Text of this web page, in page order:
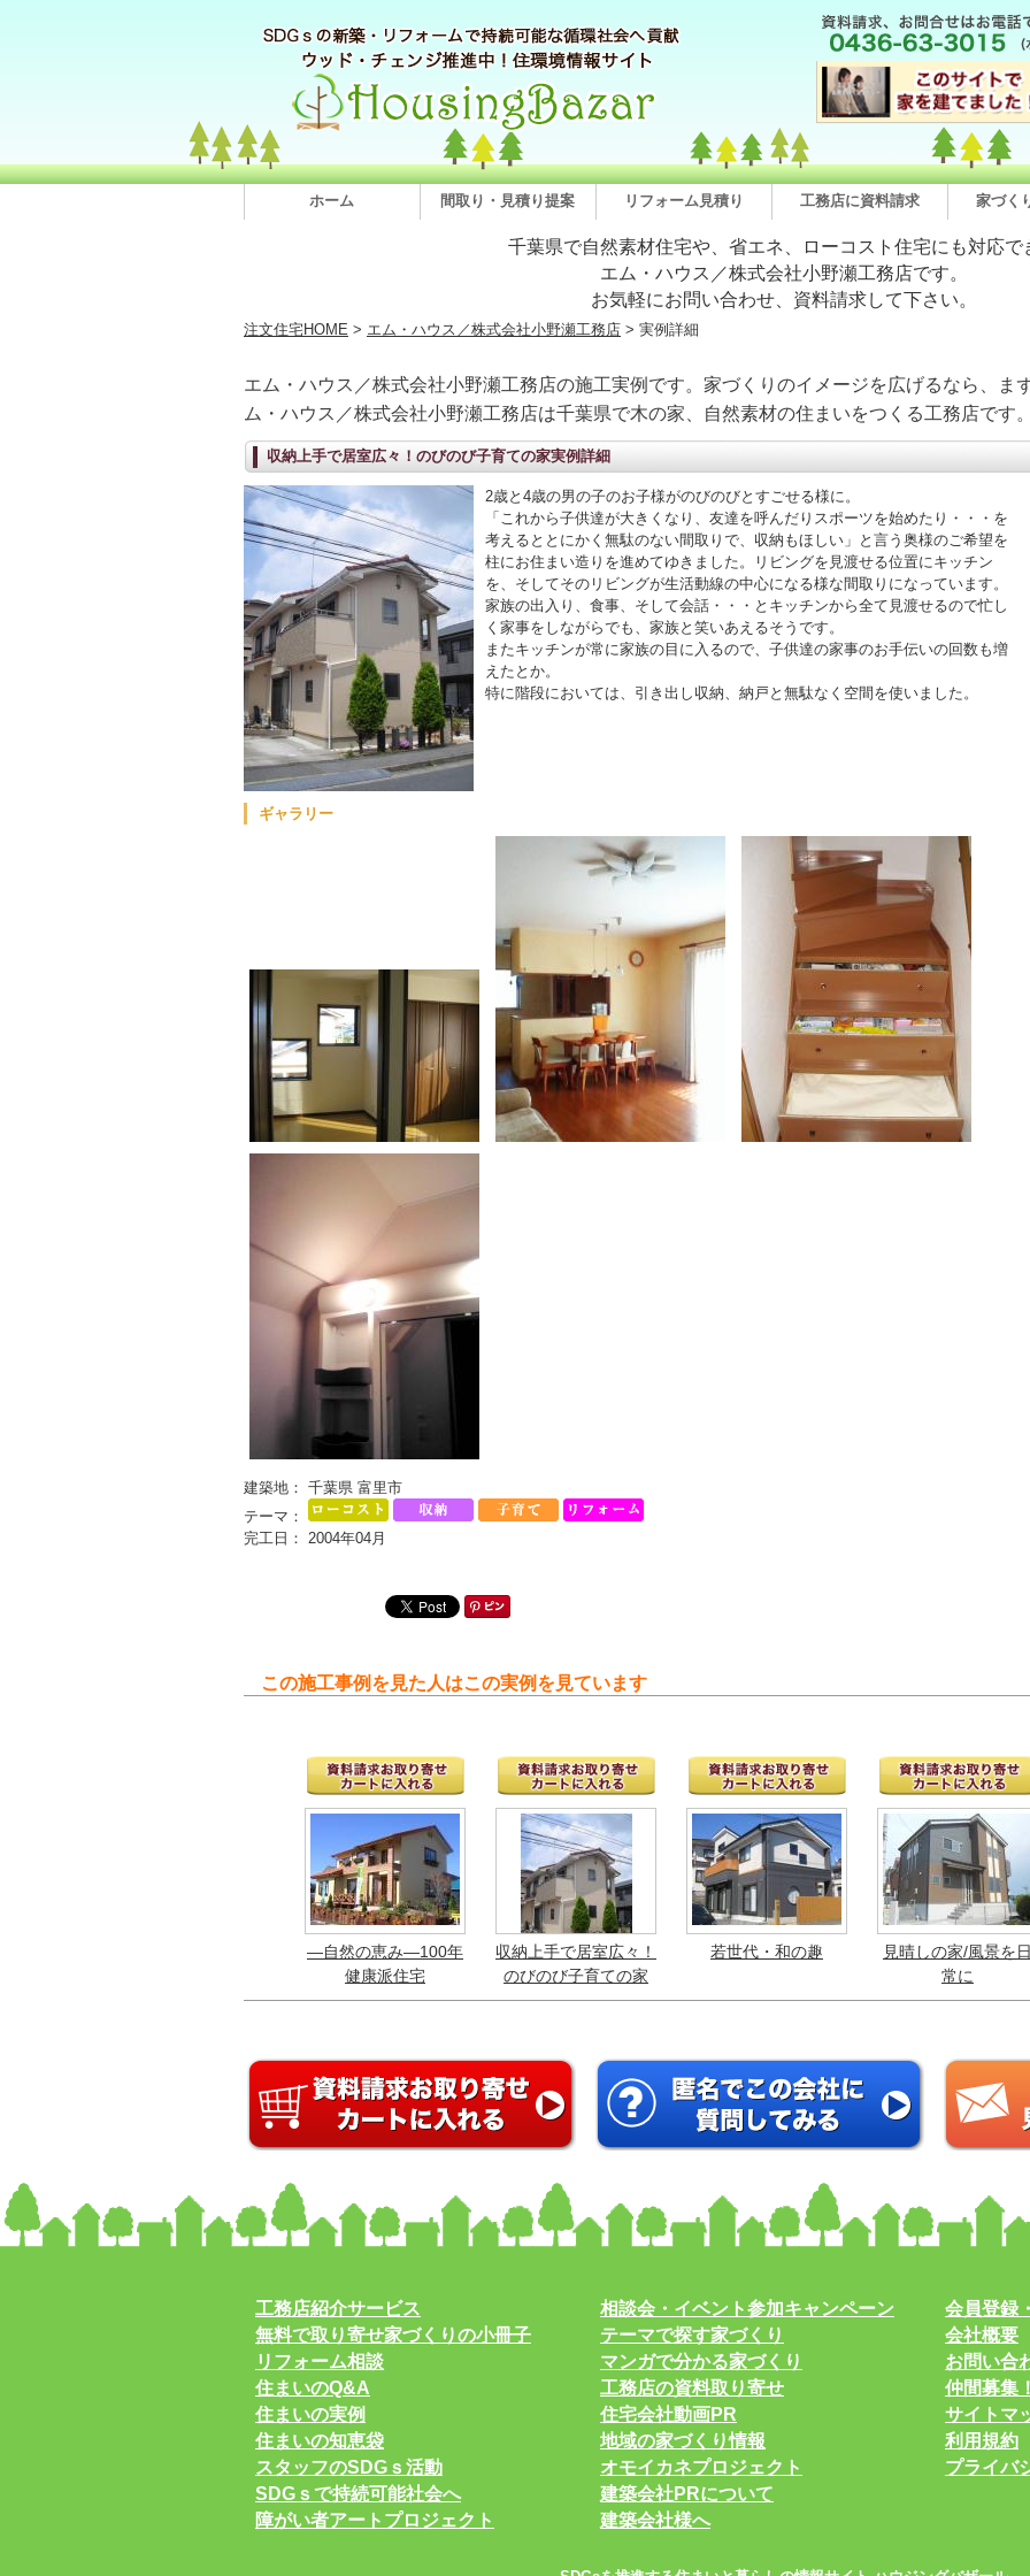
ホーム 間取り・見積り提案 リフォーム見積り 工務店に資料請求 家づく
千葉県で自然素材住宅や、省エネ、ローコスト住宅にも対応で
エム・ハウス／株式会社小野瀬工務店です。
お気軽にお問い合わせ、資料請求して下さい。
注文住宅HOME > エム・ハウス／株式会社小野瀬工務店 > 実例詳細
エム・ハウス／株式会社小野瀬工務店の施工実例です。家づくりのイメージを広げるなら、ま
ム・ハウス／株式会社小野瀬工務店は千葉県で木の家、自然素材の住まいをつくる工務店です
収納上手で居室広々！のびのび子育ての家実例詳細
2歳と4歳の男の子のお子様がのびのびとすごせる様に。
「これから子供達が大きくなり、友達を呼んだりスポーツを始めたり・・・を
考えるととにかく無駄のない間取りで、収納もほしい」と言う奥様のご希望を
柱にお住まい造りを進めてゆきました。リビングを見渡せる位置にキッチン
を、そしてそのリビングが生活動線の中心になる様な間取りになっています。
家族の出入り、食事、そして会話・・・とキッチンから全て見渡せるので忙し
く家事をしながらでも、家族と笑いあえるそうです。
またキッチンが常に家族の目に入るので、子供達の家事のお手伝いの回数も増
えたとか。
特に階段においては、引き出し収納、納戸と無駄なく空間を使いました。
ギャラリー
建築地： 千葉県 富里市
テーマ：
完工日： 2004年04月
この施工事例を見た人はこの実例を見ています
—自然の恵み—100年
健康派住宅
収納上手で居室広々！
のびのび子育ての家
若世代・和の趣
見晴しの家/風景を
常に
工務店紹介サービス
無料で取り寄せ家づくりの小冊子
リフォーム相談
住まいのQ&A
住まいの実例
住まいの知恵袋
スタッフのSDGｓ活動
SDGｓで持続可能社会へ
障がい者アートプロジェクト
相談会・イベント参加キャンペーン
テーマで探す家づくり
マンガで分かる家づくり
工務店の資料取り寄せ
住宅会社動画PR
地域の家づくり情報
オモイカネプロジェクト
建築会社PRについて
建築会社様へ
会員登録
会社概要
お問い合
仲間募集
サイトマ
利用規約
プライバ